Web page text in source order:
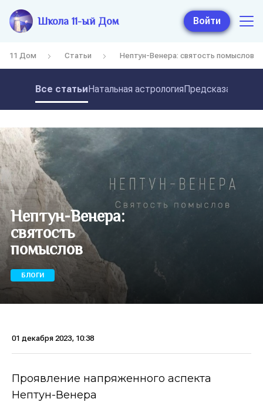
Школа 11-ый Дом Войти
11 Дом Статьи Нептун-Венера: святость помыслов
Все статьиНатальная астрология
Нептун-Венера:
святость
помыслов
БЛОГИ
01 декабря 2023, 10:38
Проявление напряженного аспекта
Нептун-Венера